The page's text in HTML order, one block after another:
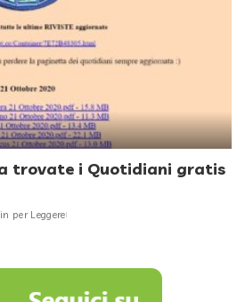
trovate i Quotidiani gratis
per Leggere